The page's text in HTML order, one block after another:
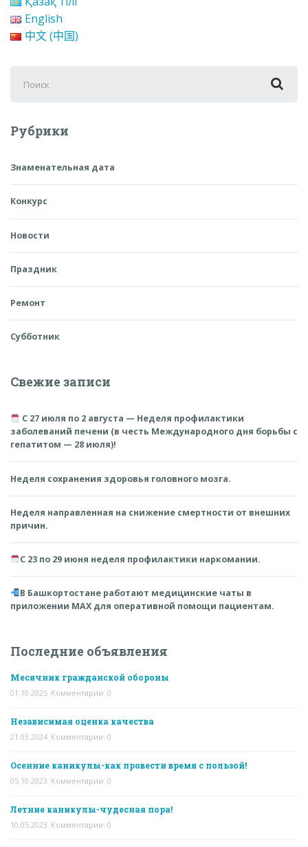
English
中文 (中国)
для:
Рубрики
Знаменательная дата
Конкурс
Новости
Праздник
Ремонт
Субботник
Свежие записи
С 27 июля по 2 августа — Неделя профилактики
заболеваний печени (в честь Международного дня борьбы с
гепатитом — 28 июля)!
Неделя сохранения здоровья головного мозга.
Неделя направленная на снижение смертности от внешних
причин.
С 23 по 29 июня неделя профилактики наркомании.
В Башкортостане работают медицинские чаты в
приложении MAX для оперативной помощи пациентам.
Последние объявления
Месячник гражданской обороны
01.10.2025 Комментарии: 0
Независимая оценка качества
21.03.2024 Комментарии: 0
Осенние каникулы-как провести время с пользой!
05.10.2023 Комментарии: 0
Летние каникулы-чудесная пора!
10.05.2023 Комментарии: 0